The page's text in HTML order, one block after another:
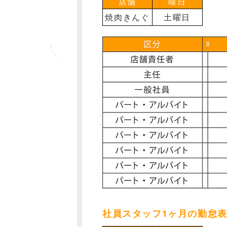
焼肉きんぐ
土曜日
社員スタッフ1ヶ月の勤怠表